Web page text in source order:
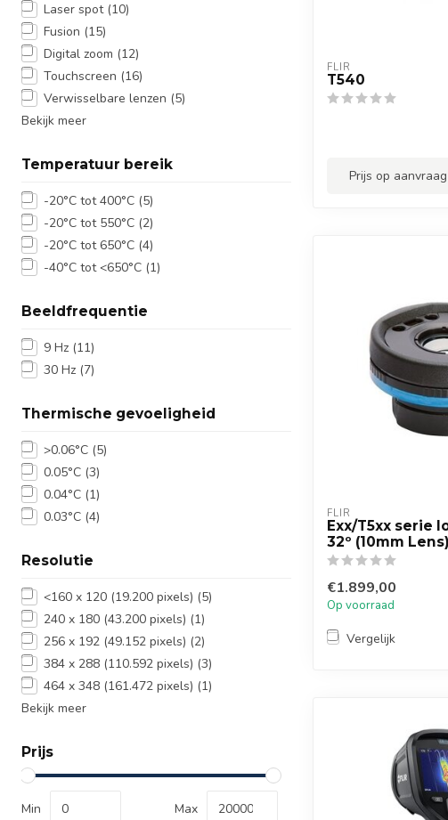
Laser spot (10)
Fusion (15)
Digital zoom (12)
Touchscreen (16)
Verwisselbare lenzen (5)
Bekijk meer
Temperatuur bereik
-20°C tot 400°C (5)
-20°C tot 550°C (2)
-20°C tot 650°C (4)
-40°C tot <650°C (1)
Beeldfrequentie
9 Hz (11)
30 Hz (7)
Thermische gevoeligheid
>0.06°C (5)
0.05°C (3)
0.04°C (1)
0.03°C (4)
Resolutie
<160 x 120 (19.200 pixels) (5)
240 x 180 (43.200 pixels) (1)
256 x 192 (49.152 pixels) (2)
384 x 288 (110.592 pixels) (3)
464 x 348 (161.472 pixels) (1)
Bekijk meer
Prijs
Min Max
FLIR
T540
Prijs op aanvraag
FLIR
Exx/T5xx serie
32º (10mm Lens)
€1.899,00
Op voorraad
Vergelijk